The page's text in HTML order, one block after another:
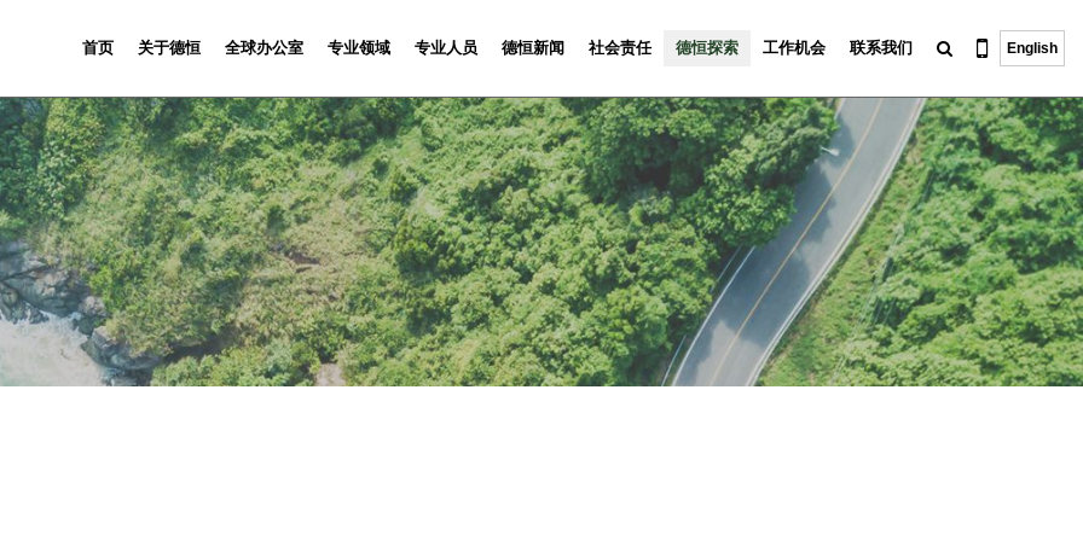
首页 关于德恒 全球办公室 专业领域 专业人员 德恒新闻 社会责任 德恒探索 工作机会 联系我们 English